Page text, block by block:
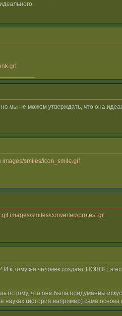
мы не можем утверждать, что она
images/smiles/icon_smile.gif
images/smiles/converted/protest.gif
И к тому же человек создает НОВОЕ, а
потому, что она была придуманны
науках (история например) сама